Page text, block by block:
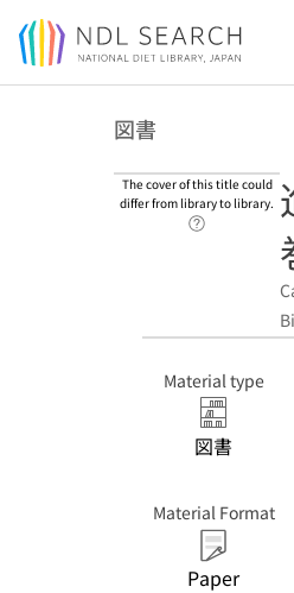
Jump to main content
図書
The cover of this title could
differ from library to library.
Link to
Material type
図書
Material Format
Paper